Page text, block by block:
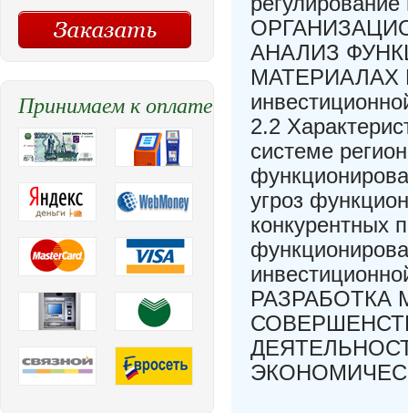
АНАЛИЗ
МАТЕРИАЛАХ
2.2
системе
угроз
конкурентных
РАЗРАБОТКА
Принимаем к оплате